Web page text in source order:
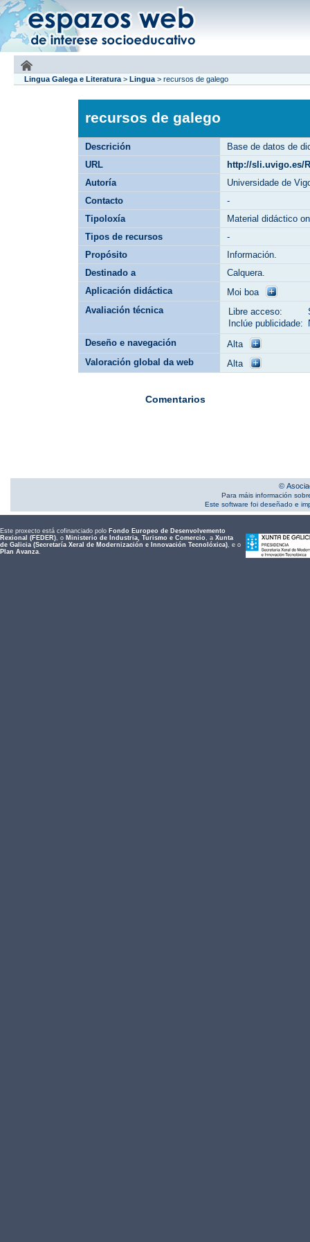
Lingua Galega e Literatura > Lingua > recursos de galego
recursos de galego
Descrición
Base de datos de
URL
http://sli.uvigo.es/
Autoría
Universidade de
Contacto
-
Tipoloxía
Material didáctico
Tipos de recursos
-
Propósito
Información.
Destinado a
Calquera.
Aplicación didáctica
Moi boa
Avaliación técnica
Libre acceso:
Inclúe publicidade:
Deseño e navegación
Alta
Valoración global da web
Alta
Comentarios
©
Para máis información
Este software foi deseñado e
Este proxecto está cofinanciado polo Fondo Europeo de Desenvolvemento
Rexional (FEDER), o Ministerio de Industria, Turismo e Comercio, a Xunta
de Galicia (Secretaría Xeral de Modernización e Innovación Tecnolóxica), e o
Plan Avanza.